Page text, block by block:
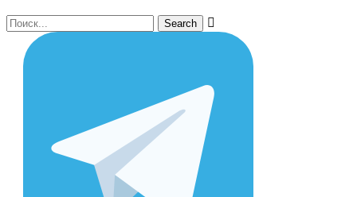
